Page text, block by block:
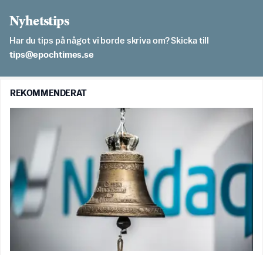
Nyhetstips
Har du tips på något vi borde skriva om? Skicka till
es.semithcope@spit
REKOMMENDERAT